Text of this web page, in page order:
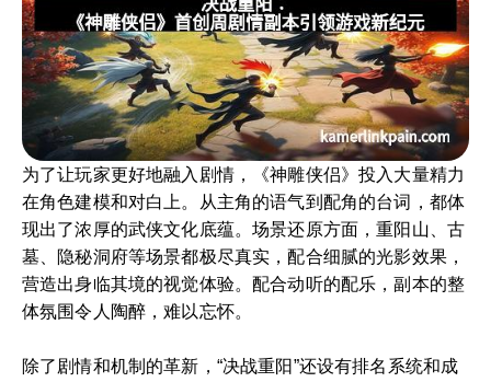
为了让玩家更好地融入剧情，《神雕侠侣》投入大量精力
在角色建模和对白上。从主角的语气到配角的台词，都体
现出了浓厚的武侠文化底蕴。场景还原方面，重阳山、古
墓、隐秘洞府等场景都极尽真实，配合细腻的光影效果，
营造出身临其境的视觉体验。配合动听的配乐，副本的整
体氛围令人陶醉，难以忘怀。
除了剧情和机制的革新，“决战重阳”还设有排名系统和成